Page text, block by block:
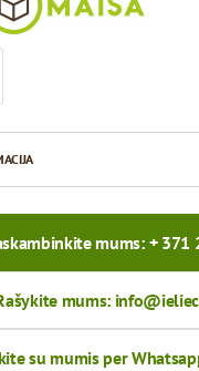
mums: + 371
mums:
su mumis per